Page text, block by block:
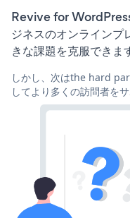
Revive for
ジネスのオンラインプ
きな課題を克服できま
しかし、次はthe hard
してより多くの訪問者を